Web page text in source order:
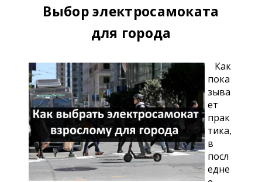
Выбор электросамоката
для города
Как
пока
зыва
ет
прак
тика,
в
посл
едне